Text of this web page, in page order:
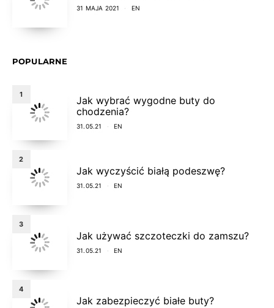
31 MAJA 2021 EN
POPULARNE
1
Jak wybrać wygodne buty do
chodzenia?
31.05.21 EN
2
Jak wyczyścić białą podeszwę?
31.05.21 EN
3
Jak używać szczoteczki do zamszu?
31.05.21 EN
4
Jak zabezpieczyć białe buty?